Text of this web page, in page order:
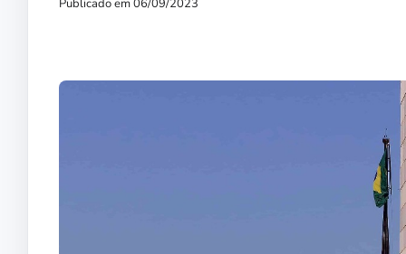
Publicado em 06/09/2023